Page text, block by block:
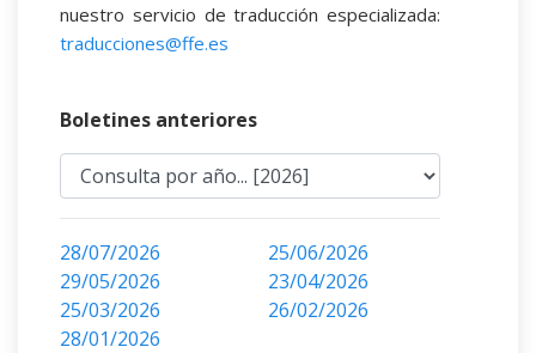
nuestro servicio de traducción especializada:
traducciones@ffe.es
Boletines anteriores
28/07/2026
25/06/2026
29/05/2026
23/04/2026
25/03/2026
26/02/2026
28/01/2026